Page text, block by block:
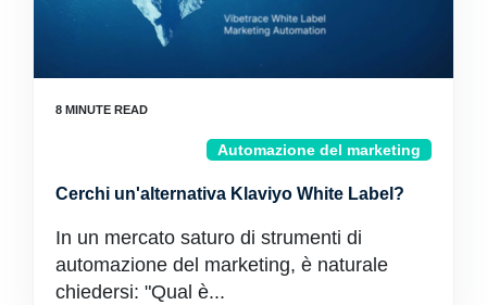
Automazione del marketing
Cerchi un'alternativa Klaviyo White Label?
In un mercato saturo di strumenti di
automazione del marketing, è naturale
chiedersi: "Qual è...